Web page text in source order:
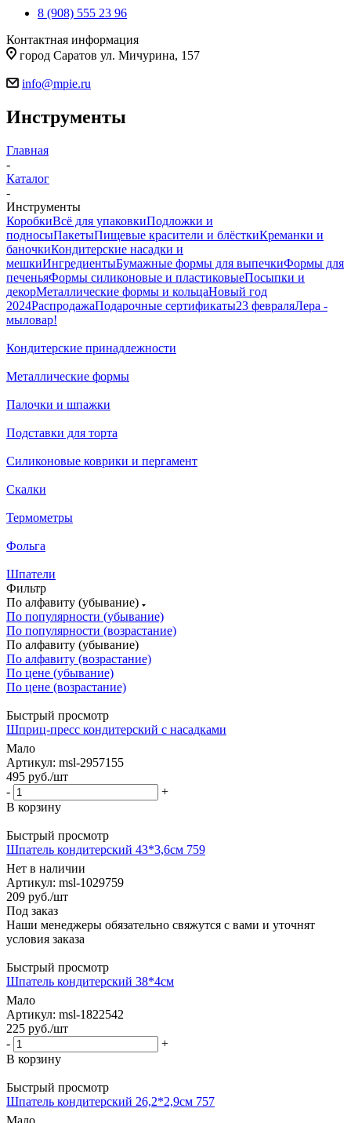
8 (908) 555 23 96
Контактная информация
город Саратов ул. Мичурина, 157
info@mpie.ru
Инструменты
Главная
-
Каталог
-
Инструменты
КоробкиВсё для упаковкиПодложки и
подносыПакетыПищевые красители и блёсткиКреманки и
баночкиКондитерские насадки и
мешкиИнгредиентыБумажные формы для выпечкиФормы для
печеньяФормы силиконовые и пластиковыеПосыпки и
декорМеталлические формы и кольцаНовый год
2024РаспродажаПодарочные сертификаты23 февраляЛера -
мыловар!
Кондитерские принадлежности
Металлические формы
Палочки и шпажки
Подставки для торта
Силиконовые коврики и пергамент
Скалки
Термометры
Фольга
Шпатели
Фильтр
По алфавиту (убывание)
По популярности (убывание)
По популярности (возрастание)
По алфавиту (убывание)
По алфавиту (возрастание)
По цене (убывание)
По цене (возрастание)
Быстрый просмотр
Шприц-пресс кондитерский с насадками
Мало
Артикул: msl-2957155
495 руб./шт
-
+
В корзину
Быстрый просмотр
Шпатель кондитерский 43*3,6см 759
Нет в наличии
Артикул: msl-1029759
209 руб./шт
Под заказ
Наши менеджеры обязательно свяжутся с вами и уточнят
условия заказа
Быстрый просмотр
Шпатель кондитерский 38*4см
Мало
Артикул: msl-1822542
225 руб./шт
-
+
В корзину
Быстрый просмотр
Шпатель кондитерский 26,2*2,9см 757
Мало